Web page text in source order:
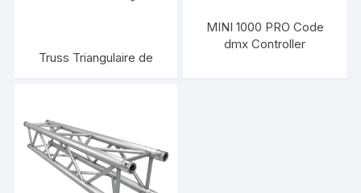
Truss Triangulaire de
MINI 1000 PRO Code
dmx Controller